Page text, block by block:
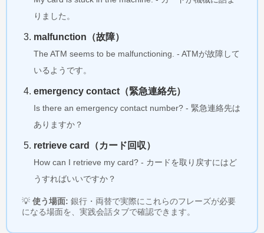
りました。
malfunction（故障）
The ATM seems to be malfunctioning. - ATMが故障して
いるようです。
emergency contact（緊急連絡先）
Is there an emergency contact number? - 緊急連絡先は
ありますか？
retrieve card（カード回収）
How can I retrieve my card? - カードを取り戻すにはど
うすればいいですか？
💡 使う場面: 銀行・両替で実際にこれらのフレーズが必要
になる場面を、実践会話タブで確認できます。